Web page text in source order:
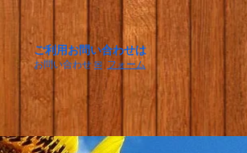
​ご利用お問い合わせは
​お問い合わせ✉ フォーム